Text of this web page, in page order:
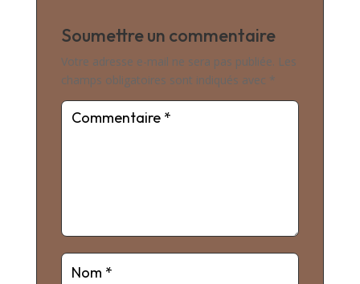
Soumettre un commentaire
Votre adresse e-mail ne sera pas publiée. Les
champs obligatoires sont indiqués avec *